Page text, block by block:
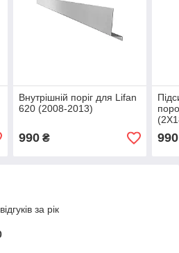
Внутрішній поріг для Lifan
620 (2008-2013)
990₴ 990
за рік